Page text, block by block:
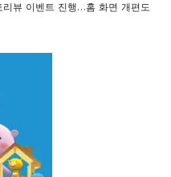
리뷰 이벤트 진행…홈 화면 개편도